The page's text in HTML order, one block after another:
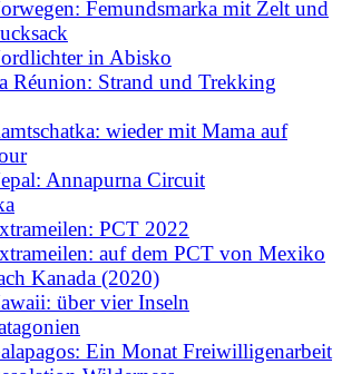
Femundsmarka mit Zelt und
in Abisko
Réunion: Strand und Trekking
wieder mit Mama auf
Annapurna Circuit
PCT 2022
auf dem PCT von Mexiko
Kanada (2020)
über vier Inseln
Ein Monat Freiwilligenarbeit